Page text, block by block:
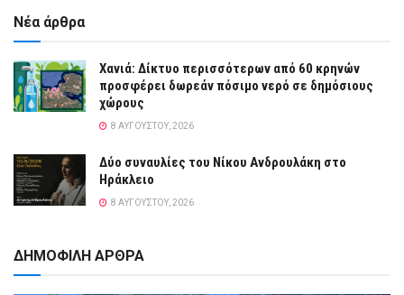
Νέα άρθρα
Χανιά: Δίκτυο περισσότερων από 60 κρηνών
προσφέρει δωρεάν πόσιμο νερό σε δημόσιους
χώρους
8 ΑΥΓΟΎΣΤΟΥ, 2026
Δύο συναυλίες του Νίκου Ανδρουλάκη στο
Ηράκλειο
8 ΑΥΓΟΎΣΤΟΥ, 2026
ΔΗΜΟΦΙΛΗ ΑΡΘΡΑ